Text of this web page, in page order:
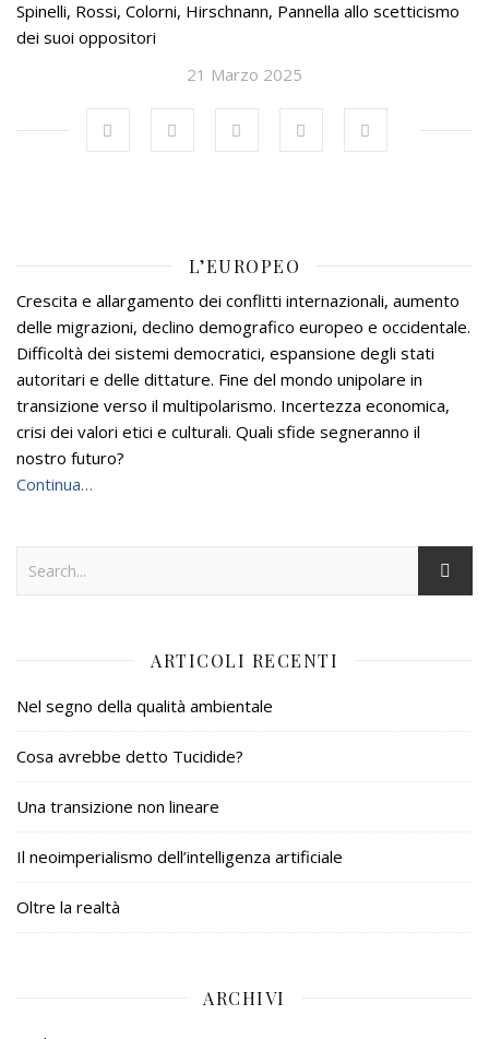
Spinelli, Rossi, Colorni, Hirschnann, Pannella allo scetticismo
dei suoi oppositori
21 Marzo 2025
L’EUROPEO
Crescita e allargamento dei conflitti internazionali, aumento
delle migrazioni, declino demografico europeo e occidentale.
Difficoltà dei sistemi democratici, espansione degli stati
autoritari e delle dittature. Fine del mondo unipolare in
transizione verso il multipolarismo. Incertezza economica,
crisi dei valori etici e culturali. Quali sfide segneranno il
nostro futuro?
Continua…
ARTICOLI RECENTI
Nel segno della qualità ambientale
Cosa avrebbe detto Tucidide?
Una transizione non lineare
Il neoimperialismo dell’intelligenza artificiale
Oltre la realtà
ARCHIVI